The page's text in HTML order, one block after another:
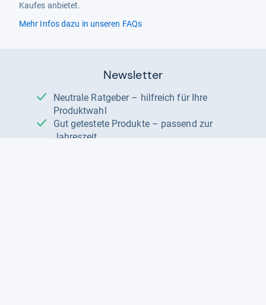
Kaufes anbietet.
Mehr Infos dazu in unseren FAQs
Newsletter
Neutrale Ratgeber – hilfreich für Ihre
Produktwahl
Gut getestete Produkte – passend zur
Jahreszeit